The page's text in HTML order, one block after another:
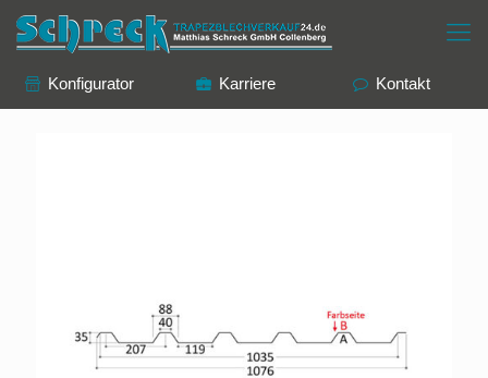
Konfigurator Karriere Kontakt